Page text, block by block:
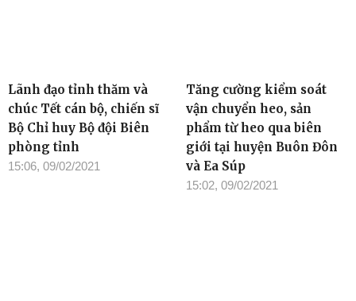
Lãnh đạo tỉnh thăm và
chúc Tết cán bộ, chiến sĩ
Bộ Chỉ huy Bộ đội Biên
phòng tỉnh
15:06, 09/02/2021
Tăng cường kiểm soát
vận chuyển heo, sản
phẩm từ heo qua biên
giới tại huyện Buôn Đôn
và Ea Súp
15:02, 09/02/2021